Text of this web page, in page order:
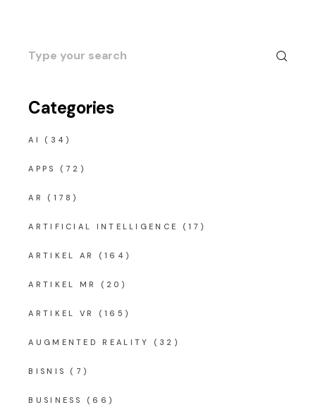
Search
for:
Categories
AI (34)
APPS (72)
AR (178)
ARTIFICIAL INTELLIGENCE (17)
ARTIKEL AR (164)
ARTIKEL MR (20)
ARTIKEL VR (165)
AUGMENTED REALITY (32)
BISNIS (7)
BUSINESS (66)